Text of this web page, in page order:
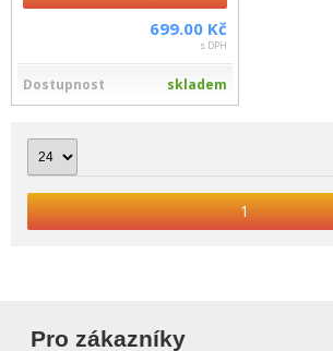
699.00 Kč
s DPH
Dostupnost skladem
1
Pro zákazníky